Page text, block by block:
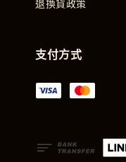
支付方式